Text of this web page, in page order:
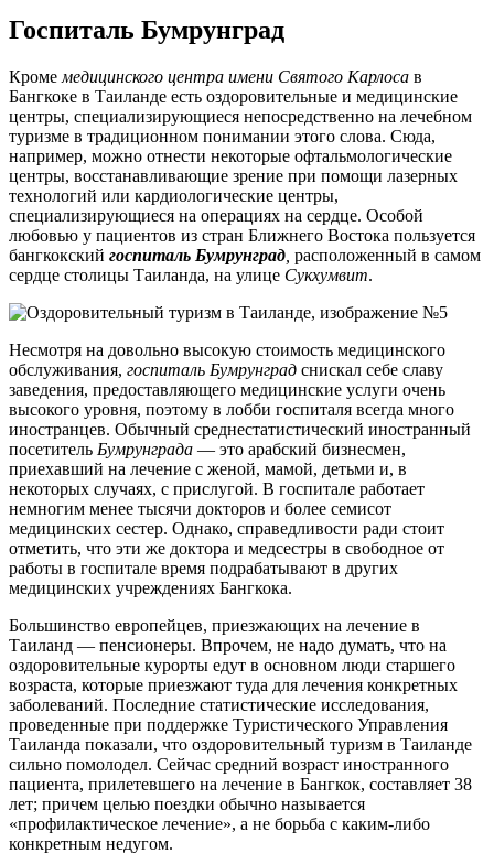
Госпиталь Бумрунград
Кроме медицинского центра имени Святого Карлоса в
Бангкоке в Таиланде есть оздоровительные и медицинские
центры, специализирующиеся непосредственно на лечебном
туризме в традиционном понимании этого слова. Сюда,
например, можно отнести некоторые офтальмологические
центры, восстанавливающие зрение при помощи лазерных
технологий или кардиологические центры,
специализирующиеся на операциях на сердце. Особой
любовью у пациентов из стран Ближнего Востока пользуется
бангкокский госпиталь Бумрунград расположенный в самом
сердце столицы Таиланда, на улице Сукхумвит.
Несмотря на довольно высокую стоимость медицинского
обслуживания, госпиталь Бумрунград снискал себе славу
заведения, предоставляющего медицинские услуги очень
высокого уровня, поэтому в лобби госпиталя всегда много
иностранцев. Обычный среднестатистический иностранный
посетитель Бумрунграда — это арабский бизнесмен,
приехавший на лечение с женой, мамой, детьми и, в
некоторых случаях, с прислугой. В госпитале работает
немногим менее тысячи докторов и более семисот
медицинских сестер. Однако, справедливости ради стоит
отметить, что эти же доктора и медсестры в свободное от
работы в госпитале время подрабатывают в других
медицинских учреждениях Бангкока.
Большинство европейцев, приезжающих на лечение в
Таиланд — пенсионеры. Впрочем, не надо думать, что на
оздоровительные курорты едут в основном люди старшего
возраста, которые приезжают туда для лечения конкретных
заболеваний. Последние статистические исследования,
проведенные при поддержке Туристического Управления
Таиланда показали, что оздоровительный туризм в Таиланде
сильно помолодел. Сейчас средний возраст иностранного
пациента, прилетевшего на лечение в Бангкок, составляет 38
лет; причем целью поездки обычно называется
«профилактическое лечение», а не борьба с каким-либо
конкретным недугом.